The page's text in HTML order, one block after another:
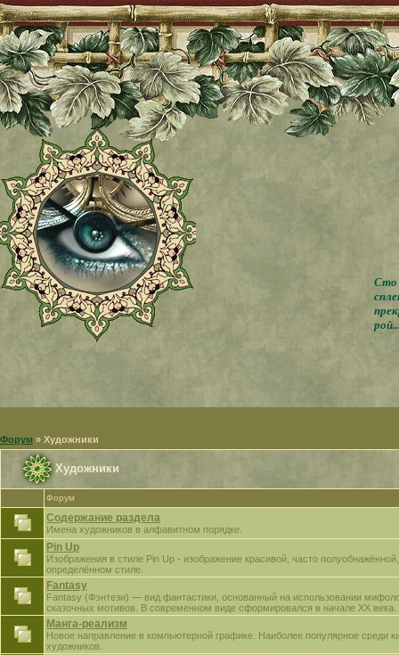
Сто
Форум » Художники
Художники
Форум
Содержание раздела
Имена художников в алфавитном порядке.
Pin Up
Изображения в стиле Pin Up - изображение красивой, часто
определённом стиле.
Fantasy
Fantasy (Фэнтези) — вид фантастики, основанный на использовании
сказочных мотивов. В современном виде сформировался в начале XX века.
Манга-реализм
Новое направление в компьютерной графике. Наиболее популярное среди
художников.